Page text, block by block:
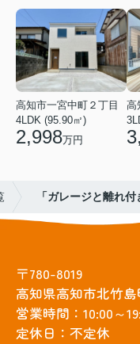
高知市一宮中町２丁目
4LDK (95.90㎡)
2,998万円
高
「ガレージと離れ
〒780-8019
高知県高知市北竹
営業時間：10:00～
定休日：不定休